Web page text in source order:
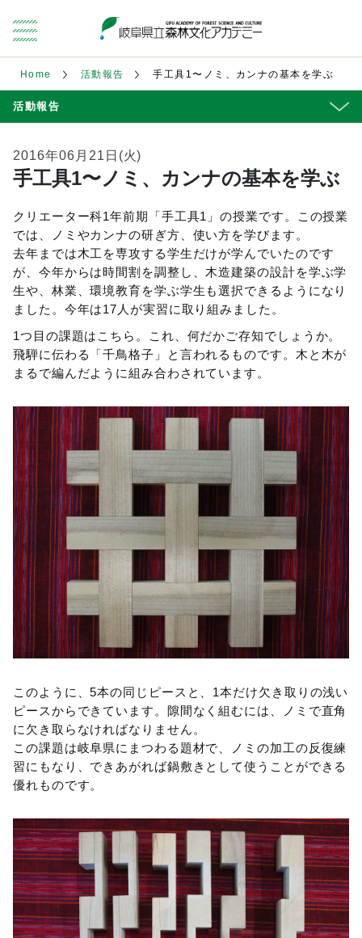
Home 活動報告 手工具1〜ノミ、カンナの基本を学ぶ
活動報告
2016年06月21日(火)
手工具1〜ノミ、カンナの基本を学ぶ
クリエーター科1年前期「手工具1」の授業です。この授業
では、ノミやカンナの研ぎ方、使い方を学びます。
去年までは木工を専攻する学生だけが学んでいたのです
が、今年からは時間割を調整し、木造建築の設計を学ぶ学
生や、林業、環境教育を学ぶ学生も選択できるようになり
ました。今年は17人が実習に取り組みました。
1つ目の課題はこちら。これ、何だかご存知でしょうか。
飛騨に伝わる「千鳥格子」と言われるものです。木と木が
まるで編んだように組み合わされています。
このように、5本の同じピースと、1本だけ欠き取りの浅い
ピースからできています。隙間なく組むには、ノミで直角
に欠き取らなければなりません。
この課題は岐阜県にまつわる題材で、ノミの加工の反復練
習にもなり、できあがれば鍋敷きとして使うことができる
優れものです。